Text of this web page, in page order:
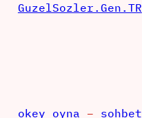
GuzelSozler.Gen.TR
okey oyna – sohbet